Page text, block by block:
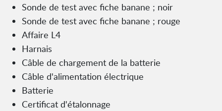
Sonde de test avec fiche banane ; noir
Sonde de test avec fiche banane ; rouge
Affaire L4
Harnais
Câble de chargement de la batterie
Câble d'alimentation électrique
Batterie
Certificat d'étalonnage